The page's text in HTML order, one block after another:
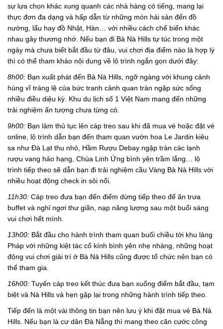
sự lựa chọn khác xung quanh các nhà hàng có tiếng, mang lại
thực đơn đa dạng và hấp dẫn từ những món hải sản đến đồ
nướng, lẩu hay đồ Nhật, Hàn… với nhiều cách chế biến khác
nhau gây thương nhớ. Nếu bạn đi Bà Nà Hills tự túc trong một
ngày mà chưa biết bắt đầu từ đâu, vui chơi địa điểm nào là hợp lý
thì có thể tham khảo nội dung về lộ trình ngắn gọn dưới đây:
8h00: Bạn xuất phát đến Bà Nà Hills, ngỡ ngàng với khung cảnh
hùng vĩ tráng lệ của bức tranh cảnh quan tràn ngập sức sống
nhiều điều diệu kỳ. Khu du lịch số 1 Việt Nam mang đến những
trải nghiệm ấn tượng chưa từng có.
9h00: Bạn làm thủ tục lên cáp treo sau khi đã mua vé hoặc đặt vé
online, lộ trình dẫn bạn đến tham quan vườn hoa Le Jardin kiêu
sa như Đà Lạt thu nhỏ, Hầm Rượu Debay ngập tràn các lạnh
rượu vang hảo hạng, Chùa Linh Ứng bình yên trầm lắng… lộ
trình tiếp theo sẽ dẫn bạn đi trải nghiệm cầu Vàng Bà Nà Hills với
nhiều hoạt động check in sôi nổi.
11h30: Cáp treo đưa bạn đến điểm dừng tiếp theo để ăn trưa
buffet và nghỉ ngơi thư giãn, nạp năng lượng sau một buổi sáng
vui chơi hết mình.
13h00: Bắt đầu cho hành trình tham quan buổi chiều tới khu làng
Pháp với những kiệt tác cổ kính bình yên nhẹ nhàng, những hoạt
động vui chơi giải trí ở Bà Nà Hills cũng được tổ chức nên bạn có
thể tham gia.
16h00: Tuyến cáp treo kết thúc đưa bạn xuống điểm bắt đầu, tạm
biệt và Nà Hills và hẹn gặp lại trong những hành trình tiếp theo.
Tiếp đến là một vài thông tin bạn nên lưu ý khi đặt mua vé Bà Nà
Hills. Nếu bạn là cư dân Đà Nẵng thì mang theo căn cước công